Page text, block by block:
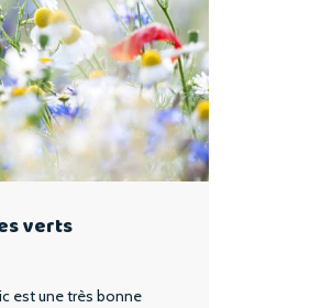
verts
est une très bonne